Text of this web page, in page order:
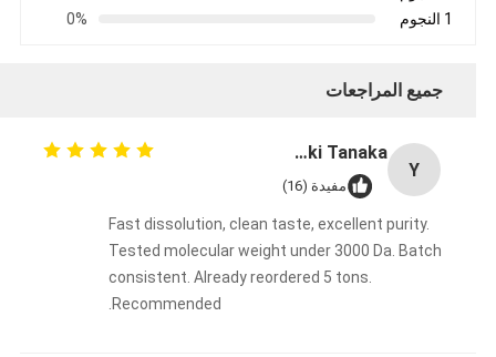
1 النجوم
0%
جميع المراجعات
Y
Yuki Tanaka
مفيدة (16)
Fast dissolution, clean taste, excellent purity.
Tested molecular weight under 3000 Da. Batch
consistent. Already reordered 5 tons.
Recommended.